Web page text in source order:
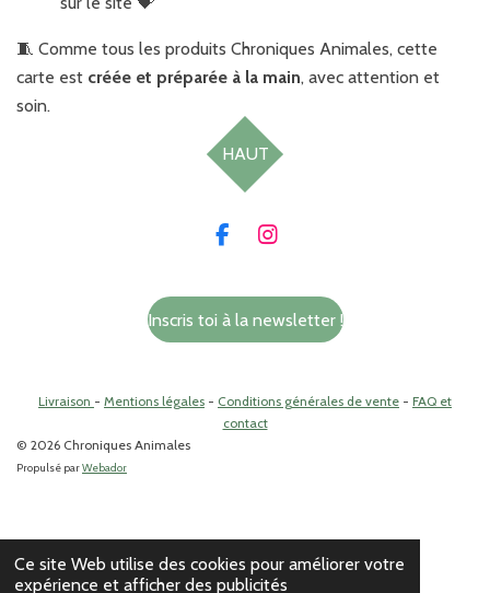
Ce site Web utilise des cookies pour améliorer votre
expérience et afficher des publicités
🧵 Comme tous les produits Chroniques Animales, cette
carte est créée et préparée à la main, avec attention et
soin.
HAUT
F
b
o
I
a
g
m
Inscris toi à la newsletter !
Livraison - Mentions légales - Conditions générales de vente - FAQ et
contact
© 2026 Chroniques Animales
Propulsé parWebador